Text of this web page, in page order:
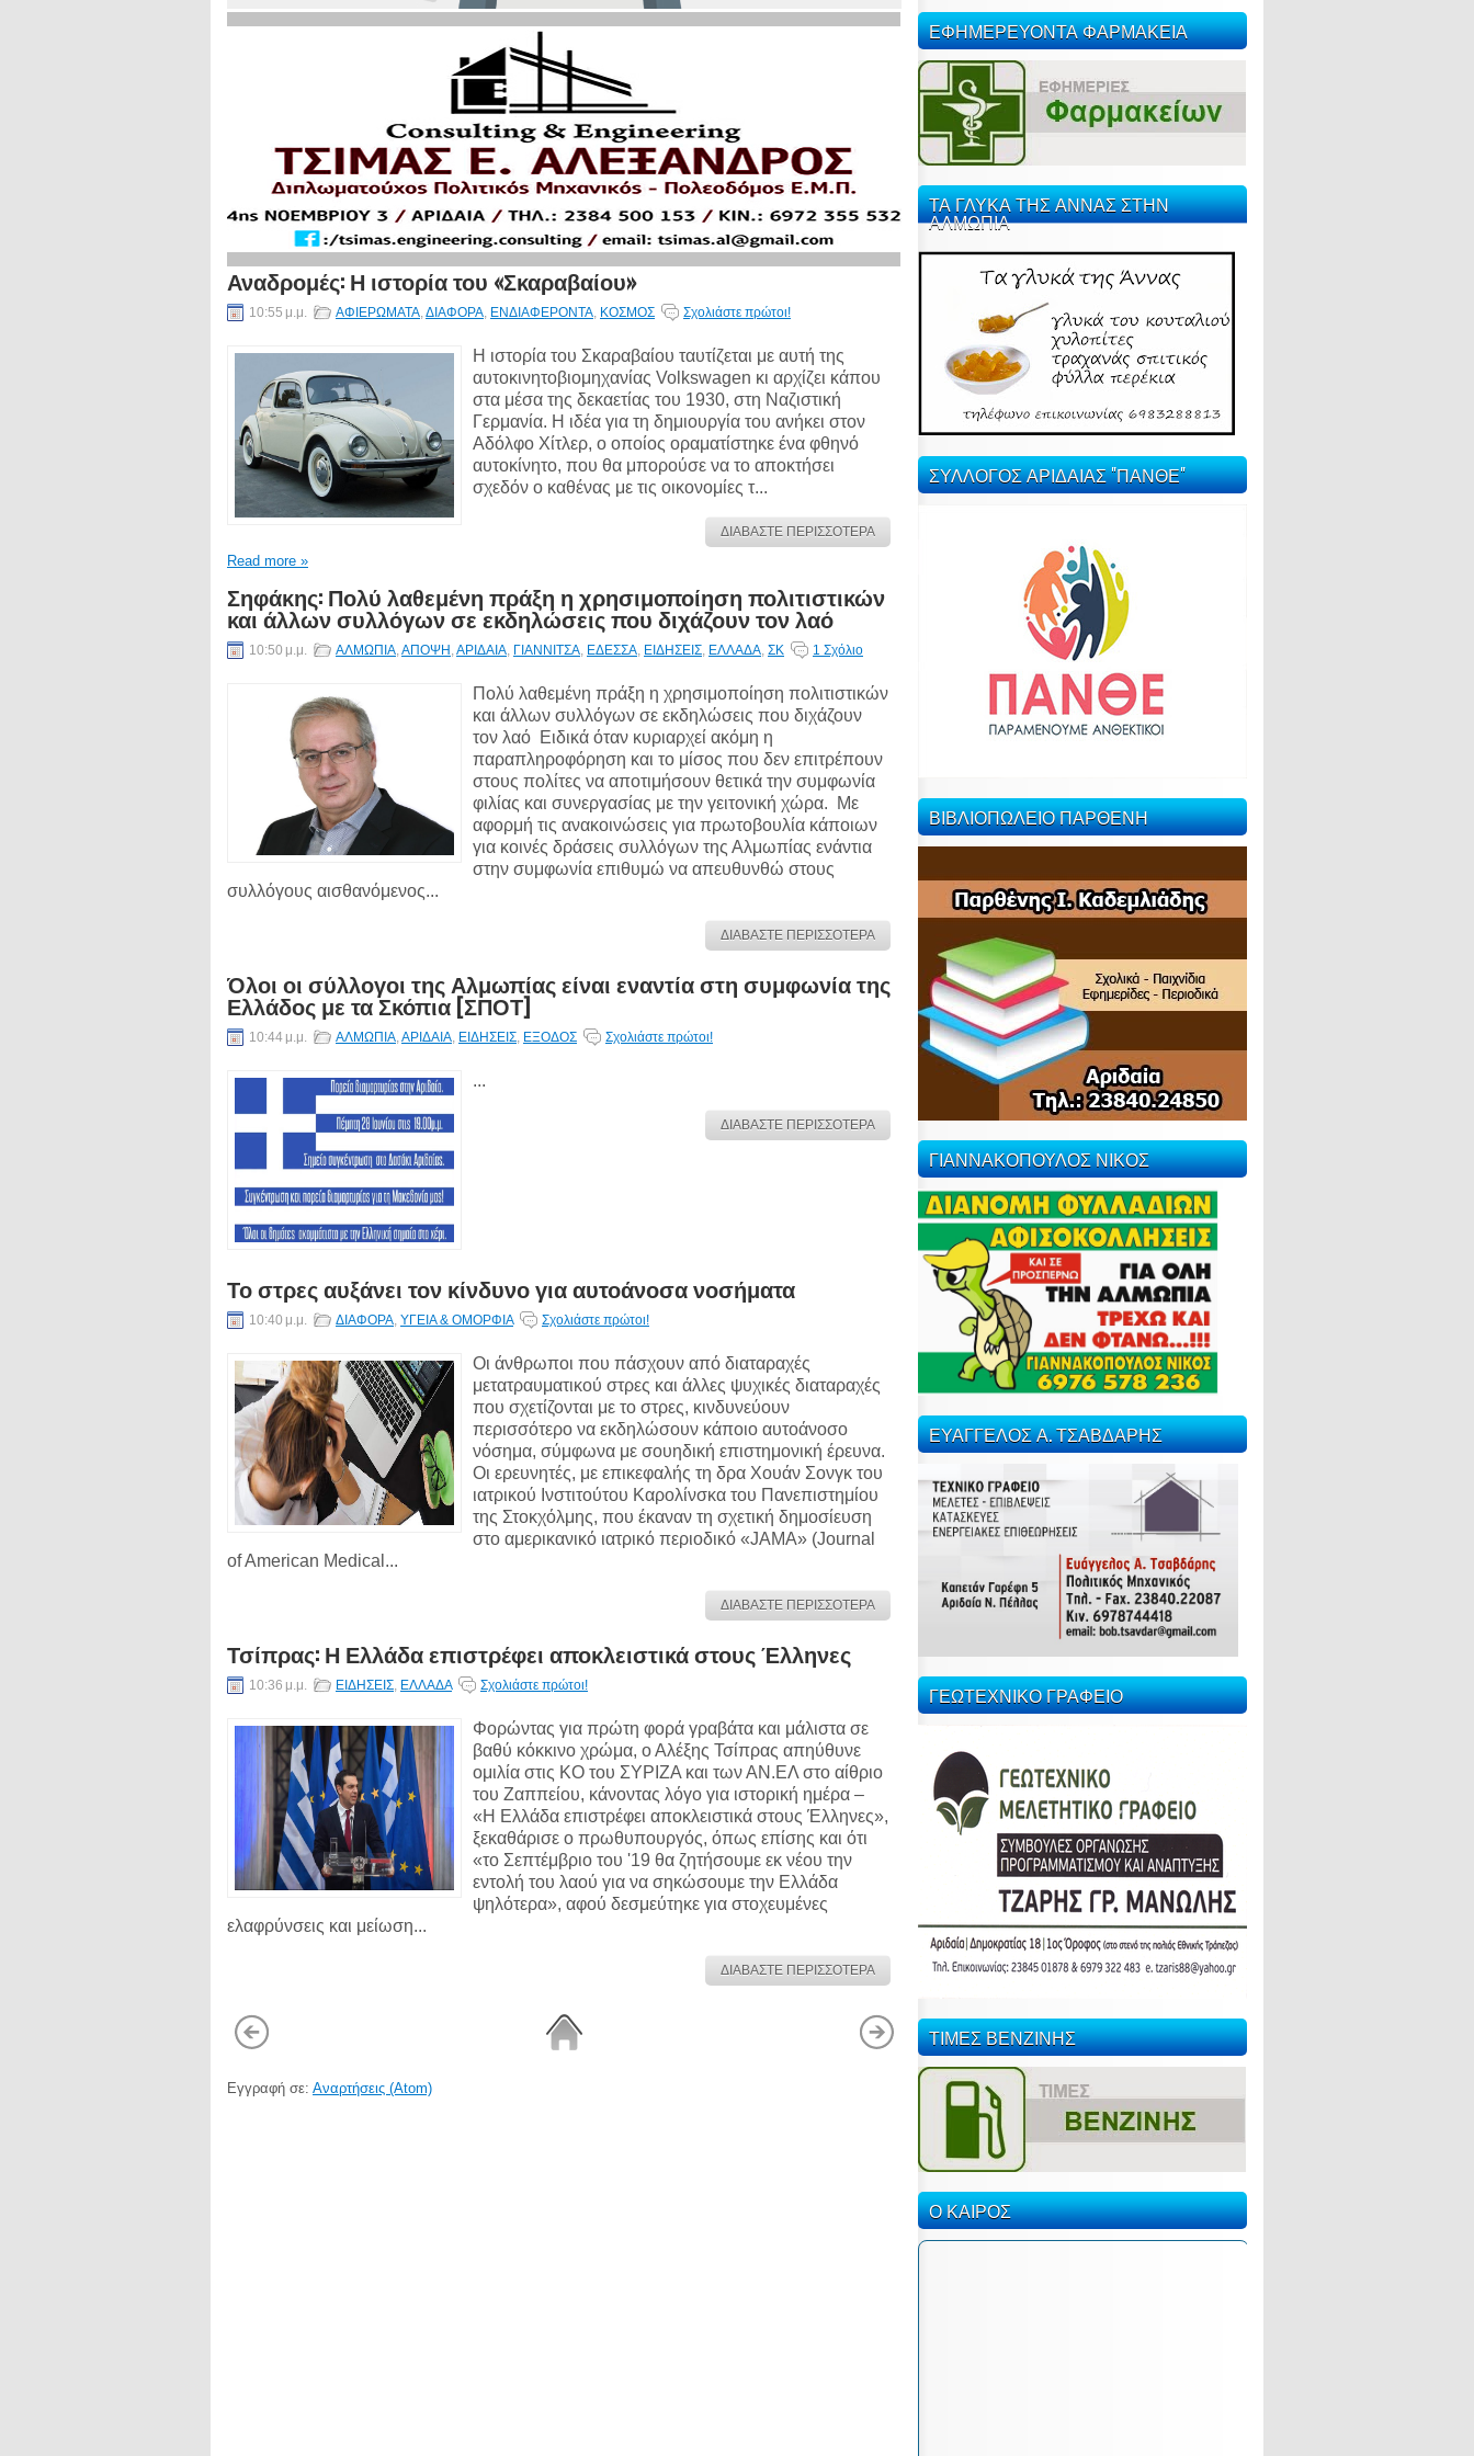
Αναδρομές: Η ιστορία του «Σκαραβαίου»
10:55 μ.μ. ΑΦΙΕΡΩΜΑΤΑ,ΔΙΑΦΟΡΑ, ΕΝΔΙΑΦΕΡΟΝΤΑ, ΚΟΣΜΟΣ Σχολιάστε πρώτοι!
Η ιστορία του Σκαραβαίου ταυτίζεται με αυτή της
αυτοκινητοβιομηχανίας Volkswagen κι αρχίζει κάπου
στα μέσα της δεκαετίας του 1930, στη Ναζιστική
Γερμανία. Η ιδέα για τη δημιουργία του ανήκει στον
Αδόλφο Χίτλερ, ο οποίος οραματίστηκε ένα φθηνό
αυτοκίνητο, που θα μπορούσε να το αποκτήσει
σχεδόν ο καθένας με τις οικονομίες τ...
ΔΙΑΒΑΣΤΕ ΠΕΡΙΣΣΟΤΕΡΑ
Read more »
Σηφάκης: Πολύ λαθεμένη πράξη η χρησιμοποίηση πολιτιστικών
και άλλων συλλόγων σε εκδηλώσεις που διχάζουν τον λαό
10:50 μ.μ. ΑΛΜΩΠΙΑ,ΑΠΟΨΗ ,ΑΡΙΔΑΙΑ, ΓΙΑΝΝΙΤΣΑ, ΕΔΕΣΣΑ, ΕΙΔΗΣΕΙΣ, ΕΛΛΑΔΑ, ΣΚ 1 Σχόλιο
Πολύ λαθεμένη πράξη η χρησιμοποίηση πολιτιστικών
και άλλων συλλόγων σε εκδηλώσεις που διχάζουν
τον λαό Ειδικά όταν κυριαρχεί ακόμη η
παραπληροφόρηση και το μίσος που δεν επιτρέπουν
στους πολίτες να αποτιμήσουν θετικά την συμφωνία
φιλίας και συνεργασίας με την γειτονική χώρα. Με
αφορμή τις ανακοινώσεις για πρωτοβουλία κάποιων
για κοινές δράσεις συλλόγων της Αλμωπίας ενάντια
στην συμφωνία επιθυμώ να απευθυνθώ στους
συλλόγους αισθανόμενος...
ΔΙΑΒΑΣΤΕ ΠΕΡΙΣΣΟΤΕΡΑ
Όλοι οι σύλλογοι της Αλμωπίας είναι εναντία στη συμφωνία της
Ελλάδος με τα Σκόπια [ΣΠΟΤ]
10:44 μ.μ. ΑΛΜΩΠΙΑ,ΑΡΙΔΑΙΑ, ΕΙΔΗΣΕΙΣ, ΕΞΟΔΟΣ Σχολιάστε πρώτοι!
...
ΔΙΑΒΑΣΤΕ ΠΕΡΙΣΣΟΤΕΡΑ
Το στρες αυξάνει τον κίνδυνο για αυτοάνοσα νοσήματα
10:40 μ.μ. ΔΙΑΦΟΡΑ, ΥΓΕΙΑ & ΟΜΟΡΦΙΑ Σχολιάστε πρώτοι!
Οι άνθρωποι που πάσχουν από διαταραχές
μετατραυματικού στρες και άλλες ψυχικές διαταραχές
που σχετίζονται με το στρες, κινδυνεύουν
περισσότερο να εκδηλώσουν κάποιο αυτοάνοσο
νόσημα, σύμφωνα με σουηδική επιστημονική έρευνα.
Οι ερευνητές, με επικεφαλής τη δρα Χουάν Σονγκ του
ιατρικού Ινστιτούτου Καρολίνσκα του Πανεπιστημίου
της Στοκχόλμης, που έκαναν τη σχετική δημοσίευση
στο αμερικανικό ιατρικό περιοδικό «JAMA» (Journal
of American Medical...
ΔΙΑΒΑΣΤΕ ΠΕΡΙΣΣΟΤΕΡΑ
Τσίπρας: Η Ελλάδα επιστρέφει αποκλειστικά στους Έλληνες
10:36 μ.μ. ΕΙΔΗΣΕΙΣ, ΕΛΛΑΔΑ Σχολιάστε πρώτοι!
Φορώντας για πρώτη φορά γραβάτα και μάλιστα σε
βαθύ κόκκινο χρώμα, ο Αλέξης Τσίπρας απηύθυνε
ομιλία στις ΚΟ του ΣΥΡΙΖΑ και των ΑΝ.ΕΛ στο αίθριο
του Ζαππείου, κάνοντας λόγο για ιστορική ημέρα –
«Η Ελλάδα επιστρέφει αποκλειστικά στους Έλληνες»,
ξεκαθάρισε ο πρωθυπουργός, όπως επίσης και ότι
«το Σεπτέμβριο του '19 θα ζητήσουμε εκ νέου την
εντολή του λαού για να σηκώσουμε την Ελλάδα
ψηλότερα», αφού δεσμεύτηκε για στοχευμένες
ελαφρύνσεις και μείωση...
ΔΙΑΒΑΣΤΕ ΠΕΡΙΣΣΟΤΕΡΑ
Εγγραφή σε: Αναρτήσεις (Atom)
ΕΦΗΜΕΡΕΥΟΝΤΑ ΦΑΡΜΑΚΕΙΑ
ΤΑ ΓΛΥΚΑ ΤΗΣ ΑΝΝΑΣ ΣΤΗΝ
ΑΛΜΩΠΙΑ
ΣΥΛΛΟΓΟΣ ΑΡΙΔΑΙΑΣ "ΠΑΝΘΕ"
ΒΙΒΛΙΟΠΩΛΕΙΟ ΠΑΡΘΕΝΗ
ΓΙΑΝΝΑΚΟΠΟΥΛΟΣ ΝΙΚΟΣ
ΕΥΑΓΓΕΛΟΣ Α. ΤΣΑΒΔΑΡΗΣ
ΓΕΩΤΕΧΝΙΚΟ ΓΡΑΦΕΙΟ
ΤΙΜΕΣ ΒΕΝΖΙΝΗΣ
Ο ΚΑΙΡΟΣ